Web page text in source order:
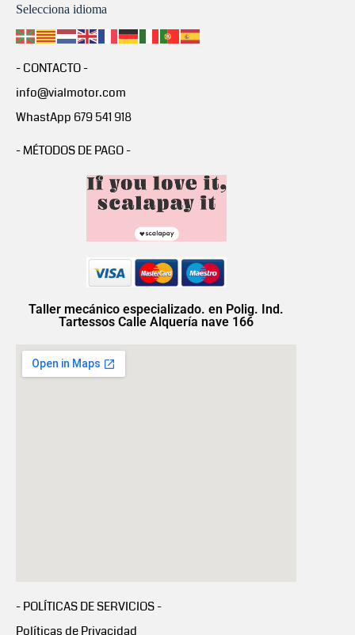
Selecciona idioma
- CONTACTO -
info@vialmotor.com
WhastApp 679 541 918
- MÉTODOS DE PAGO -
Taller mecánico especializado. en Polig. Ind.
Tartessos Calle Alquería nave 166
- POLÍTICAS DE SERVICIOS -
Políticas de Privacidad